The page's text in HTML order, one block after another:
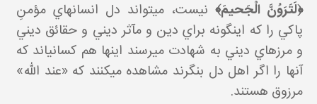
﴿لَتَرَوُنَّ الْجَحيمَ﴾نيست، مي تواند دل انسان هاي مؤمنِ
پاکي را که اين گونه براي دين و مآثر ديني و حقائق ديني
و مرزهاي ديني به شهادت مي رسند اينها هم کساني اند که
آنها را اگر اهل دل بنگرند مشاهده مي کنند که «عند الله»
مرزوق هستند.